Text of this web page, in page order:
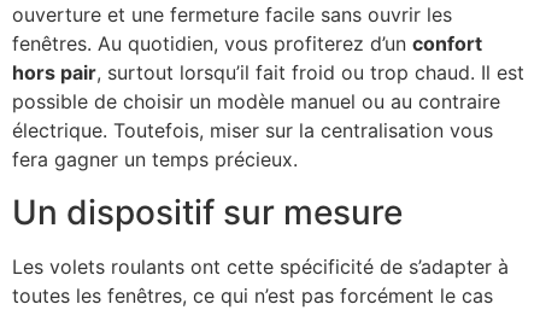
ouverture et une fermeture facile sans ouvrir les
fenêtres. Au quotidien, vous profiterez d’un confort
hors pair, surtout lorsqu’il fait froid ou trop chaud. Il est
possible de choisir un modèle manuel ou au contraire
électrique. Toutefois, miser sur la centralisation vous
fera gagner un temps précieux.
Un dispositif sur mesure
Les volets roulants ont cette spécificité de s’adapter à
toutes les fenêtres, ce qui n’est pas forcément le cas